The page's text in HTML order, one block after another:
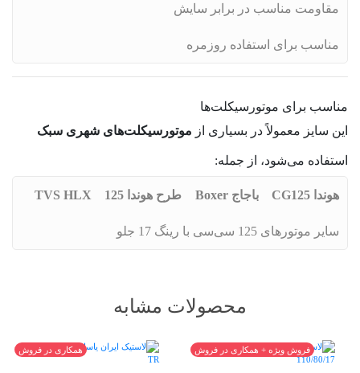
مقاومت مناسب در برابر سایش
مناسب برای استفاده روزمره
مناسب برای موتورسیکلت‌ها
این سایز معمولاً در بسیاری از موتورسیکلت‌های شهری سبک
استفاده می‌شود، از جمله:
هوندا CG125 باجاج Boxer طرح هوندا 125 TVS HLX
سایر موتورهای 125 سی‌سی با رینگ 17 جلو
محصولات مشابه
فروش ویژه + همکاری در فروش همکاری در فروش